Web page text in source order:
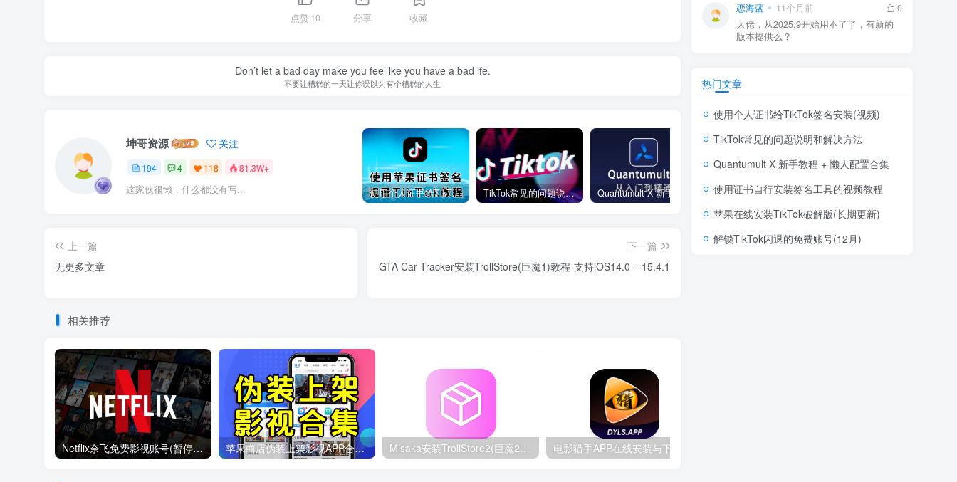
点赞10 分享 收藏
Don’t let a bad day make you feel lke you have a bad lfe.
不要让糟糕的一天让你误以为有个糟糕的人生
坤哥资源 关注
194 4 118 81.3W+
这家伙很懒，什么都没有写... 使用个人证书给TikTok签名安装(视频) TikTok常见的问题说明和解决方法 使用证书自行安装签名工具的视频教程
上一篇
无更多文章
下一篇
GTA Car Tracker安装TrollStore(巨魔1)教程-支持iOS14.0 – 15.4.1
相关推荐
Netflix奈飞免费影视账号(暂停更新) 苹果商店伪装上架影视APP合集（2025年3月更新） Misaka安装TrollStore2(巨魔2)教程-支持iOS15.0-16.6.1
恋海蓝 11个月前
0
大佬，从2025.9开始用不了了，有新的
版本提供么？
热门文章
使用个人证书给TikTok签名安装(视频)
TikTok常见的问题说明和解决方法
Quantumult X 新手教程 + 懒人配置合集
使用证书自行安装签名工具的视频教程
苹果在线安装TikTok破解版(长期更新)
解锁TikTok闪退的免费账号(12月)